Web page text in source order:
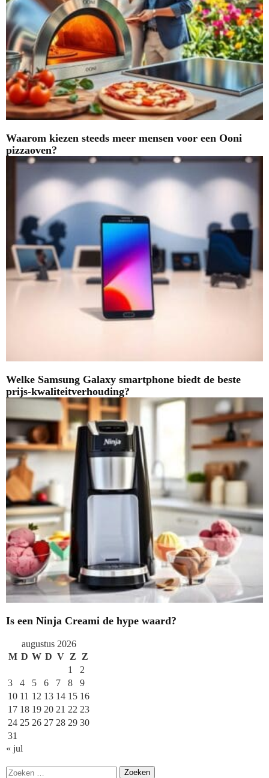
Waarom kiezen steeds meer mensen voor een Ooni
pizzaoven?
Welke Samsung Galaxy smartphone biedt de beste
prijs-kwaliteitverhouding?
Is een Ninja Creami de hype waard?
augustus 2026
M D W D V Z Z
1
2
3
4 5 6 7 8
9
10 11 12 13 14 15 16
17 18 19 20 21 22 23
24 25 26 27 28 29 30
31
« jul